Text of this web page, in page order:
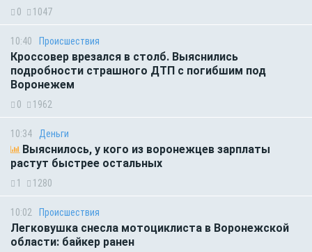
0 1047
10:40 Происшествия
Кроссовер врезался в столб. Выяснились
подробности страшного ДТП с погибшим под
Воронежем
0 1962
10:34 Деньги
Выяснилось, у кого из воронежцев зарплаты
растут быстрее остальных
1 1280
10:02 Происшествия
Легковушка снесла мотоциклиста в Воронежской
области: байкер ранен